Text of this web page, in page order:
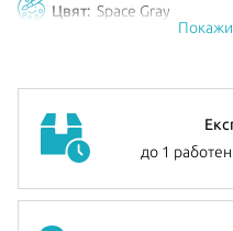
Цвят: Space Gray
до 1